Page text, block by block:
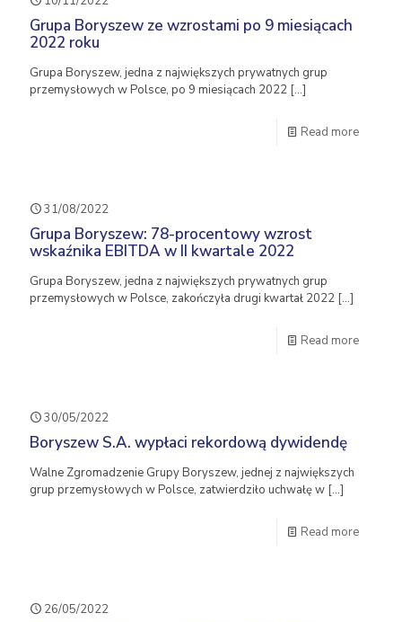
Grupa Boryszew ze wzrostami po 9 miesiącach
2022 roku
Grupa Boryszew, jedna z największych prywatnych grup
przemysłowych w Polsce, po 9 miesiącach 2022 […]
Read more
31/08/2022
Grupa Boryszew: 78-procentowy wzrost
wskaźnika EBITDA w II kwartale 2022
Grupa Boryszew, jedna z największych prywatnych grup
przemysłowych w Polsce, zakończyła drugi kwartał 2022 […]
Read more
30/05/2022
Boryszew S.A. wypłaci rekordową dywidendę
Walne Zgromadzenie Grupy Boryszew, jednej z największych
grup przemysłowych w Polsce, zatwierdziło uchwałę w […]
Read more
26/05/2022